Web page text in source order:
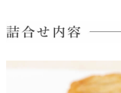
1,001円～2,000円